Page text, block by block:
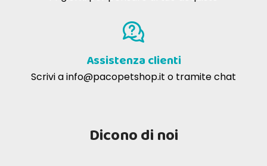
Assistenza clienti
Scrivi ainfo@pacopetshop.it o tramite chat
Dicono di noi